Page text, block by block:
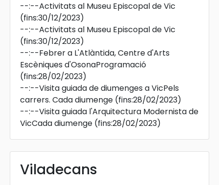
--:--Activitats al Museu Episcopal de Vic
(fins:30/12/2023)
--:--Activitats al Museu Episcopal de Vic
(fins:30/12/2023)
--:--Febrer a L'Atlàntida, Centre d'Arts
Escèniques d'OsonaProgramació
(fins:28/02/2023)
--:--Visita guiada de diumenges a VicPels
carrers. Cada diumenge (fins:28/02/2023)
--:--Visita guiada l'Arquitectura Modernista de
VicCada diumenge (fins:28/02/2023)
Viladecans